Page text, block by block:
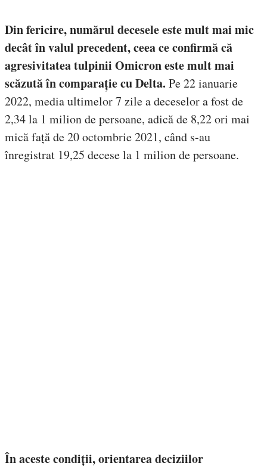
Din fericire, numărul decesele este mult mai mic
decât în valul precedent, ceea ce confirmă că
agresivitatea tulpinii Omicron este mult mai
scăzută în comparație cu Delta. Pe 22 ianuarie
2022, media ultimelor 7 zile a deceselor a fost de
2,34 la 1 milion de persoane, adică de 8,22 ori mai
mică față de 20 octombrie 2021, când s-au
înregistrat 19,25 decese la 1 milion de persoane.
În aceste condiții, orientarea deciziilor